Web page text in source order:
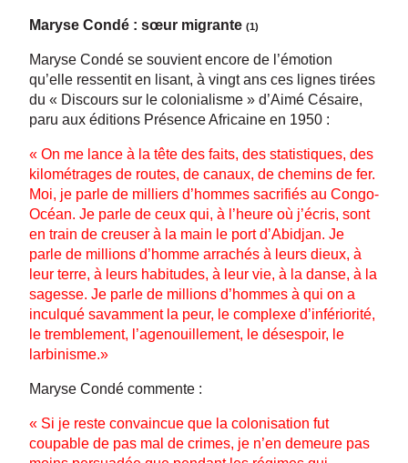
Maryse Condé : sœur migrante (1)
Maryse Condé se souvient encore de l’émotion
qu’elle ressentit en lisant, à vingt ans ces lignes tirées
du « Discours sur le colonialisme » d’Aimé Césaire,
paru aux éditions Présence Africaine en 1950 :
« On me lance à la tête des faits, des statistiques, des
kilométrages de routes, de canaux, de chemins de fer.
Moi, je parle de milliers d’hommes sacrifiés au Congo-
Océan. Je parle de ceux qui, à l’heure où j’écris, sont
en train de creuser à la main le port d’Abidjan. Je
parle de millions d’homme arrachés à leurs dieux, à
leur terre, à leurs habitudes, à leur vie, à la danse, à la
sagesse. Je parle de millions d’hommes à qui on a
inculqué savamment la peur, le complexe d’infériorité,
le tremblement, l’agenouillement, le désespoir, le
larbinisme.»
Maryse Condé commente :
« Si je reste convaincue que la colonisation fut
coupable de pas mal de crimes, je n’en demeure pas